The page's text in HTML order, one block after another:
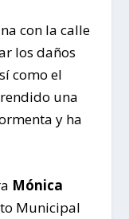
con la calle
los daños
como el
una
y ha
Mónica
Municipal